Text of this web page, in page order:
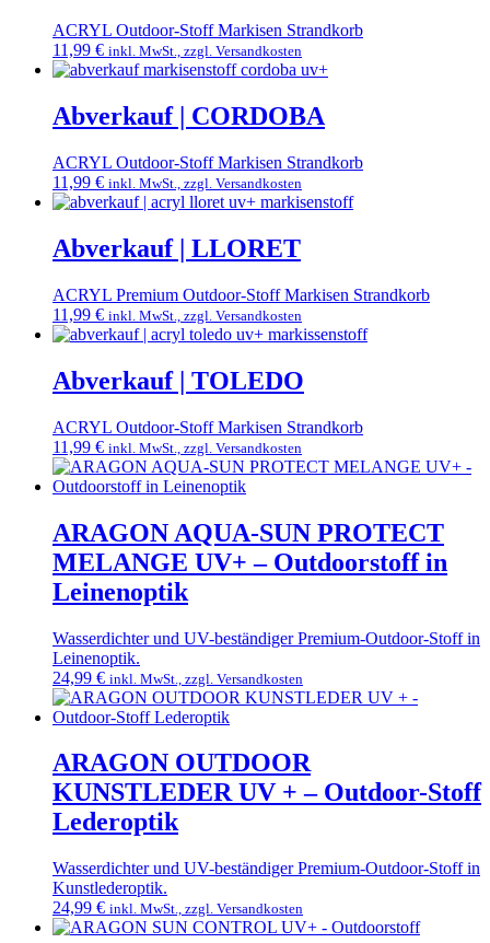
ACRYL Outdoor-Stoff Markisen Strandkorb
11,99 € inkl. MwSt., zzgl. Versandkosten
Dieses
weist
mehrere
auf.
Die
Optionen
auf
der
Produktseite
gewählt
werden
Abverkauf | CORDOBA
ACRYL Outdoor-Stoff Markisen Strandkorb
11,99 € inkl. MwSt., zzgl. Versandkosten
Dieses
weist
mehrere
auf.
Die
Optionen
auf
der
Produktseite
gewählt
werden
Abverkauf | LLORET
ACRYL Premium Outdoor-Stoff Markisen Strandkorb
11,99 € inkl. MwSt., zzgl. Versandkosten
Dieses
weist
mehrere
auf.
Die
Optionen
können
der
Produktseite
gewählt
werden
Abverkauf | TOLEDO
ACRYL Outdoor-Stoff Markisen Strandkorb
11,99 € inkl. MwSt., zzgl. Versandkosten
Dieses
Produkt
mehrere
Varianten
auf.
Die
Optionen
auf
der
Produktseite
gewählt
werden
ARAGON AQUA-SUN PROTECT
MELANGE UV+ – Outdoorstoff in
Leinenoptik
Wasserdichter und UV-beständiger Premium-Outdoor-Stoff in
Leinenoptik.
24,99 € inkl. MwSt., zzgl. Versandkosten
Dieses
Produkt
mehrere
Varianten
auf.
Die
Optionen
auf
der
Produktseite
gewählt
ARAGON OUTDOOR
KUNSTLEDER UV + – Outdoor-Stoff
Lederoptik
Wasserdichter und UV-beständiger Premium-Outdoor-Stoff in
Kunstlederoptik.
24,99 € inkl. MwSt., zzgl. Versandkosten
Dieses